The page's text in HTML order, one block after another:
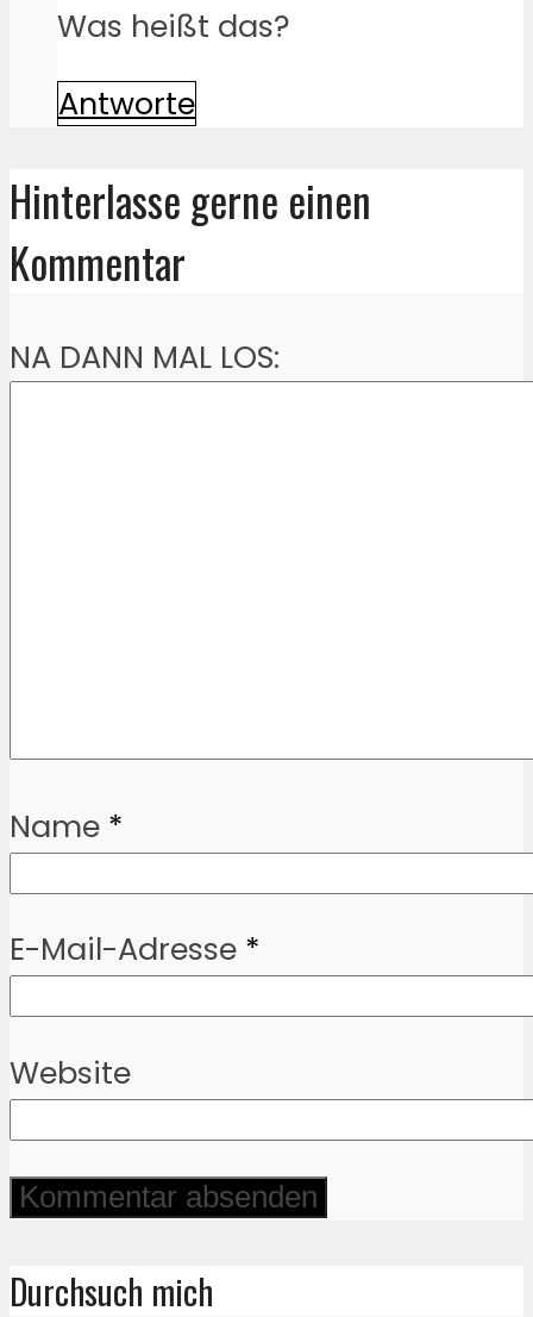
Was heißt das?
Antworte
Hinterlasse gerne einen
Kommentar
NA DANN MAL LOS:
Name *
E-Mail-Adresse *
Website
Durchsuch mich